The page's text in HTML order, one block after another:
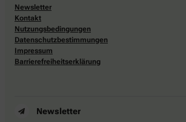
Newsletter
Kontakt
Nutzungsbedingungen
Datenschutzbestimmungen
Impressum
Barrierefreiheitserklärung
Newsletter